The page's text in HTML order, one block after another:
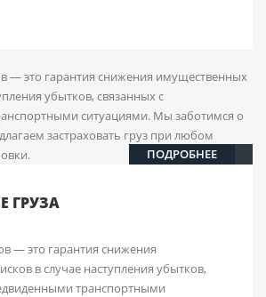
ПОДРОБНЕЕ
ГРУЗА
— это гарантия снижения
в случае наступления убытков,
транспортными